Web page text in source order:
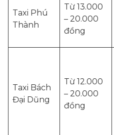
Taxi Phú
Thành
Từ 13.000
– 20.000
đồng
Taxi Bách
Đại Dũng
Từ 12.000
– 20.000
đồng